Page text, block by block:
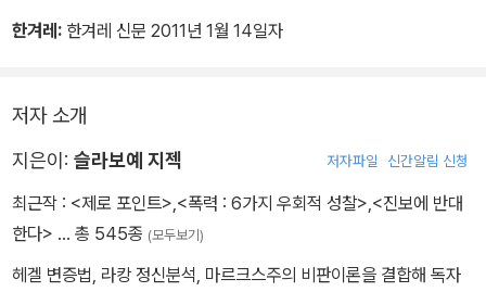
한겨레: 한겨레 신문 2011년 1월 14일자
저자 소개
지은이: 슬라보예 지젝 저자파일 신간알림 신청
최근작 : <제로 포인트> <폭력 : 6가지 우회적 성찰> <진보에 반대
한다> … 총 545종 (모두보기)
헤겔 변증법, 라캉 정신분석, 마르크스주의 비판이론을 결합해 독자